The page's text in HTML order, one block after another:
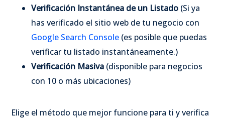
Verificación Instantánea de un Listado (Si ya
has verificado el sitio web de tu negocio con
Google Search Console (es posible que puedas
verificar tu listado instantáneamente.)
Verificación Masiva (disponible para negocios
con 10 o más ubicaciones)
Elige el método que mejor funcione para ti y verifica